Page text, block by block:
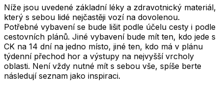
Níže jsou uvedené základní léky a zdravotnický materiál,
který s sebou lidé nejčastěji vozí na dovolenou.
Potřebné vybavení se bude lišit podle účelu cesty i podle
cestovních plánů. Jiné vybavení bude mít ten, kdo jede s
CK na 14 dní na jedno místo, jiné ten, kdo má v plánu
týdenní přechod hor a výstupy na nejvyšší vrcholy
oblasti. Není vždy nutné mít s sebou vše, spíše berte
následují seznam jako inspiraci.